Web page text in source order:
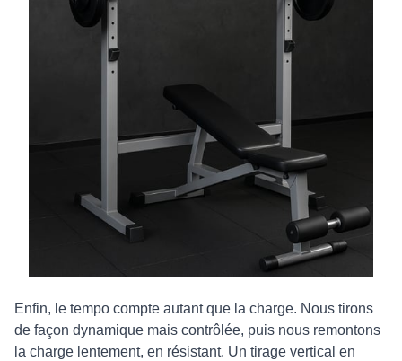
Enfin, le tempo compte autant que la charge. Nous tirons
de façon dynamique mais contrôlée, puis nous remontons
la charge lentement, en résistant. Un tirage vertical en